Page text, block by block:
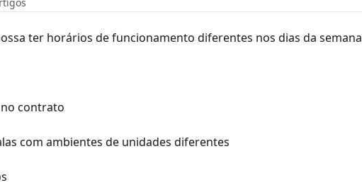
ter horários de funcionamento diferentes nos dias da semana
contrato
com ambientes de unidades diferentes